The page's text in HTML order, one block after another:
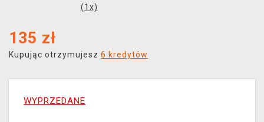
(1 x)
135 zł
Kupując otrzymujesz 6 kredytów
WYPRZEDANE